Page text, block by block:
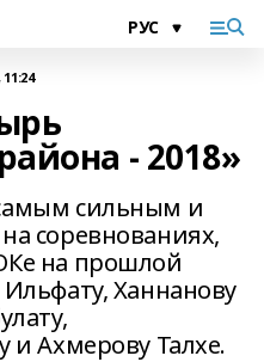
- 2018»
сильным и
соревнованиях,
на прошлой
Ханнанову
и Ахмерову Талхе.